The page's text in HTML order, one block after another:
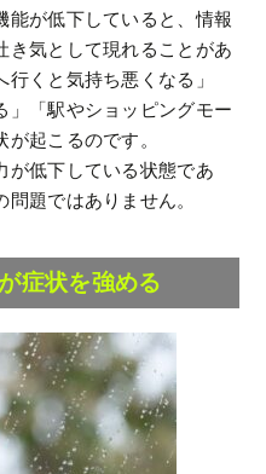
能が低下していると、情報
き気として現れることがあ
くと気持ち悪くなる」
」「駅やショッピングモー
起こるのです。
が低下している状態であ
題ではありません。
症状を強める